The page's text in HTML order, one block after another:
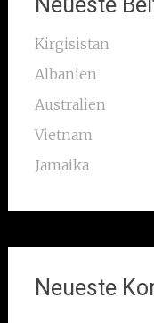
Kirgisistan
Albanien
Australien
Vietnam
Jamaika
Neueste